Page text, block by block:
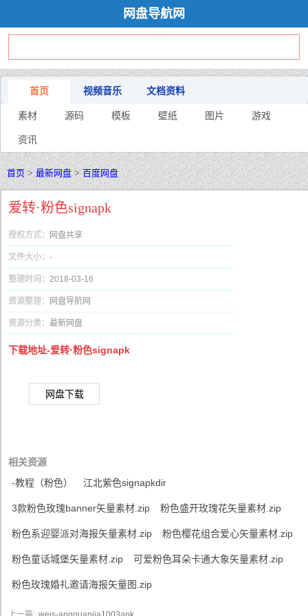
网盘导航网
首页 视频音乐 文档资料
素材 源码 模板 壁纸 图片 游戏
资讯
首页>最新网盘>百度网盘
爱转·粉色signapk
授权方式： 网盘共享
文件大小： -
整理时间： 2018-03-16
资源整理： 网盘导航网
资源分类： 最新网盘
下载地址-爱转·粉色signapk
网盘下载
相关资源
-教程（粉色）
江北紫色signapkdir
3款粉色玫瑰banner矢量素材.zip 粉色盛开玫瑰花矢量素材.zip
粉色系迎婴派对海报矢量素材.zip 粉色樱花组合爱心矢量素材.zip
粉色童话城堡矢量素材.zip 可爱粉色耳朵卡通大象矢量素材.zip
粉色玫瑰婚礼邀请海报矢量图.zip